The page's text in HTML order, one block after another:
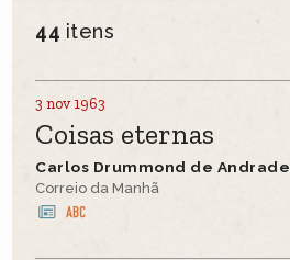
44 itens
3 nov 1963
Coisas eternas
Carlos Drummond de Andrade
Correio da Manhã